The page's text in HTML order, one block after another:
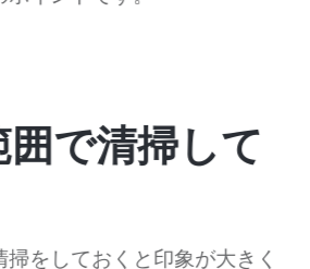
で清掃して
をしておくと印象が大きく